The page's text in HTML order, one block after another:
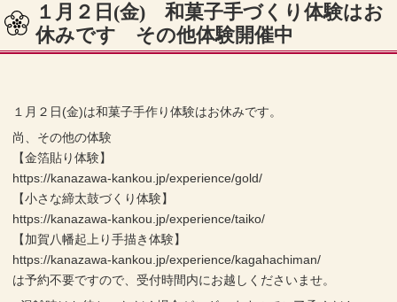
１月２日(金) 和菓子手づくり体験はお
休みです その他体験開催中
１月２日(金)は和菓子手作り体験はお休みです。
尚、その他の体験
【金箔貼り体験】
https://kanazawa-kankou.jp/experience/gold/
【小さな締太鼓づくり体験】
https://kanazawa-kankou.jp/experience/taiko/
【加賀八幡起上り手描き体験】
https://kanazawa-kankou.jp/experience/kagahachiman/
は予約不要ですので、受付時間内にお越しくださいませ。